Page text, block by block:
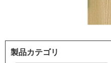
製品カテゴリ